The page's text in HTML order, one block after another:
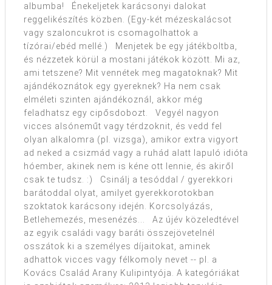
albumba! Énekeljetek karácsonyi dalokat
reggelikészítés közben. (Egy-két mézeskalácsot
vagy szaloncukrot is csomagolhattok a
tízórai/ebéd mellé.) Menjetek be egy játékboltba,
és nézzetek körül a mostani játékok között. Mi az,
ami tetszene? Mit vennétek meg magatoknak? Mit
ajándékoznátok egy gyereknek? Ha nem csak
elméleti szinten ajándékoznál, akkor még
feladhatsz egy cipősdobozt. Vegyél nagyon
vicces alsóneműt vagy térdzoknit, és vedd fel
olyan alkalomra (pl. vizsga), amikor extra vigyort
ad neked a csizmád vagy a ruhád alatt lapuló idióta
hóember, akinek nem is kéne ott lennie, és akiről
csak te tudsz. :) Csinálj a tesóddal / gyerekkori
barátoddal olyat, amilyet gyerekkorotokban
szoktatok karácsony idején. Korcsolyázás,
Betlehemezés, mesenézés... Az újév közeledtével
az egyik családi vagy baráti összejövetelnél
osszátok ki a személyes díjaitokat, aminek
adhattok vicces vagy félkomoly nevet -- pl. a
Kovács Család Arany Kulipintyója. A kategóriákat